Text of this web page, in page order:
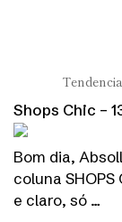
Shops Chic –
Bom dia,
coluna
e claro, só …